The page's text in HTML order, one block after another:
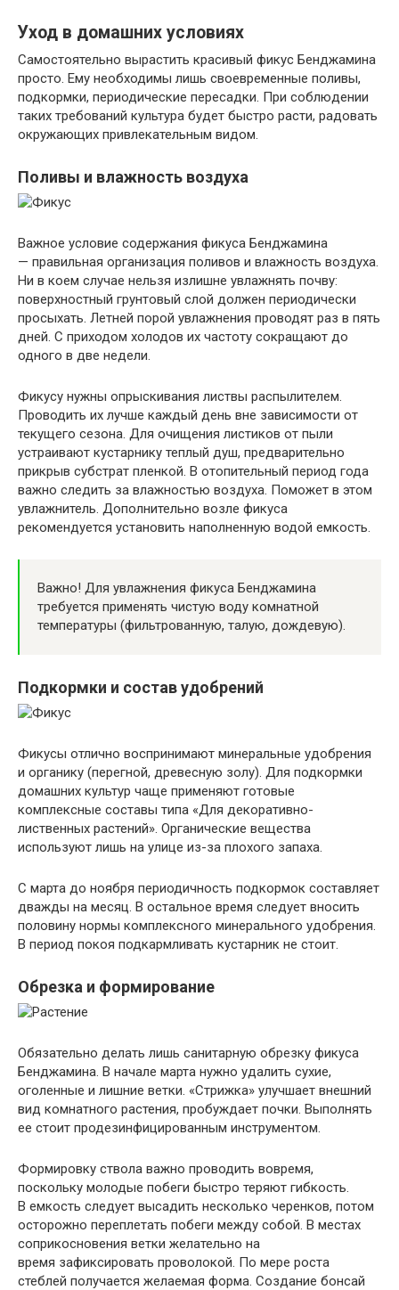
Уход в домашних условиях
Самостоятельно вырастить красивый фикус Бенджамина
просто. Ему необходимы лишь своевременные поливы,
подкормки, периодические пересадки. При соблюдении
таких требований культура будет быстро расти, радовать
окружающих привлекательным видом.
Поливы и влажность воздуха
Важное условие содержания фикуса Бенджамина
— правильная организация поливов и влажность воздуха.
Ни в коем случае нельзя излишне увлажнять почву:
поверхностный грунтовый слой должен периодически
просыхать. Летней порой увлажнения проводят раз в пять
дней. С приходом холодов их частоту сокращают до
одного в две недели.
Фикусу нужны опрыскивания листвы распылителем.
Проводить их лучше каждый день вне зависимости от
текущего сезона. Для очищения листиков от пыли
устраивают кустарнику теплый душ, предварительно
прикрыв субстрат пленкой. В отопительный период года
важно следить за влажностью воздуха. Поможет в этом
увлажнитель. Дополнительно возле фикуса
рекомендуется установить наполненную водой емкость.
Важно! Для увлажнения фикуса Бенджамина
требуется применять чистую воду комнатной
температуры (фильтрованную, талую, дождевую).
Подкормки и состав удобрений
Фикусы отлично воспринимают минеральные удобрения
и органику (перегной, древесную золу). Для подкормки
домашних культур чаще применяют готовые
комплексные составы типа «Для декоративно-
лиственных растений». Органические вещества
используют лишь на улице из-за плохого запаха.
С марта до ноября периодичность подкормок составляет
дважды на месяц. В остальное время следует вносить
половину нормы комплексного минерального удобрения.
В период покоя подкармливать кустарник не стоит.
Обрезка и формирование
Обязательно делать лишь санитарную обрезку фикуса
Бенджамина. В начале марта нужно удалить сухие,
оголенные и лишние ветки. «Стрижка» улучшает внешний
вид комнатного растения, пробуждает почки. Выполнять
ее стоит продезинфицированным инструментом.
Формировку ствола важно проводить вовремя,
поскольку молодые побеги быстро теряют гибкость.
В емкость следует высадить несколько черенков, потом
осторожно переплетать побеги между собой. В местах
соприкосновения ветки желательно на
время зафиксировать проволокой. По мере роста
стеблей получается желаемая форма. Создание бонсай